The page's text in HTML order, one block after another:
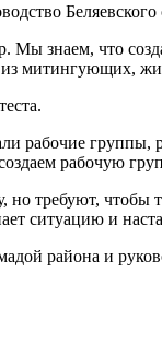
знаем, что
митингующих,
рабочие группы,
рабочую
но требуют,
ситуацию и
района и